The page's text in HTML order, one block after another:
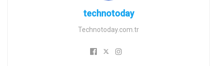
technotoday
Technotoday.com.tr